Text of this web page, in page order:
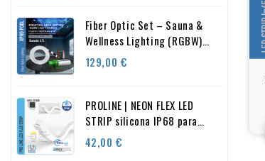
Fiber Optic Set – Sauna &
Wellness Lighting (RGBW)
0.75 mm
129,00 €
PROLINE | NEON FLEX LED
STRIP silicona IP68 para
piscina 13.5X13.5 MM a
medida
42,00 €